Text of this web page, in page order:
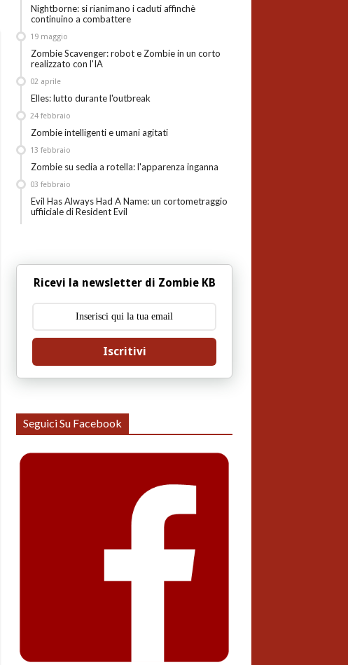
Nightborne: si rianimano i caduti affinchè
continuino a combattere
Zombie Scavenger: robot e Zombie in un corto
realizzato con l'IA
19 maggio
Elles: lutto durante l'outbreak
02 aprile
Zombie intelligenti e umani agitati
24 febbraio
Zombie su sedia a rotella: l'apparenza inganna
13 febbraio
Evil Has Always Had A Name: un cortometraggio
uffiiciale di Resident Evil
03 febbraio
Ricevi la newsletter di Zombie KB
Iscritivi
Seguici Su Facebook